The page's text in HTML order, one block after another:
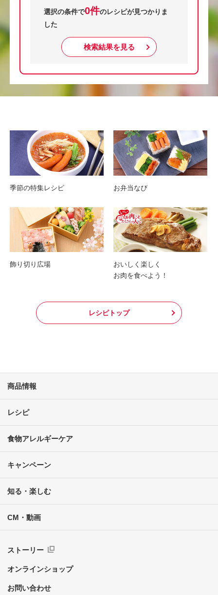
選択の条件で0件のレシピが見つかりま
した
検索結果を見る
季節の特集レシピ お弁当なび
飾り切り広場
おいしく楽しく
お肉を食べよう！
レシピトップ
商品情報
レシピ
食物アレルギーケア
キャンペーン
知る・楽しむ
CM・動画
ストーリー
オンラインショップ
お問い合わせ